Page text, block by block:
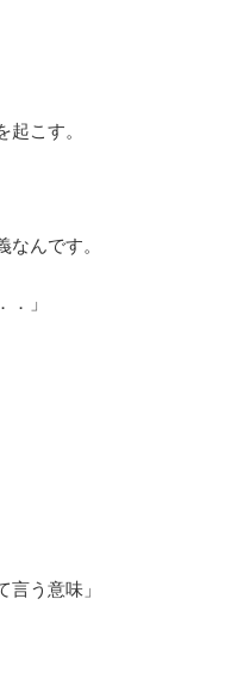
こす。
なんです。
」
う意味」